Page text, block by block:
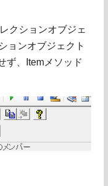
クションオブジェ
ョンオブジェクト
ず、Itemメソッド